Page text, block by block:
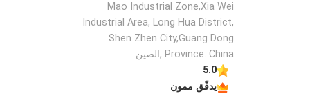
Mao Industrial Zone,Xia Wei
Industrial Area, Long Hua District,
Shen Zhen City,Guang Dong
Province. China ,الصين
5.0
يدقّق ممون